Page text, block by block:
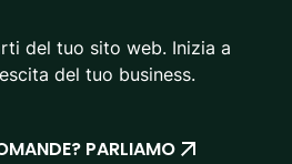
del tuo sito web. Inizia a
del tuo business.
PARLIAMO